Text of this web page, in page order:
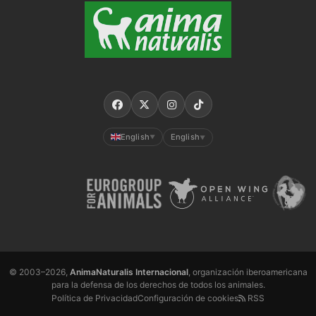
English ▼ English ▼
© 2003–2026, AnimaNaturalis Internacional, organización iberoamericana
para la defensa de los derechos de todos los animales.
Política de PrivacidadConfiguración de cookies RSS